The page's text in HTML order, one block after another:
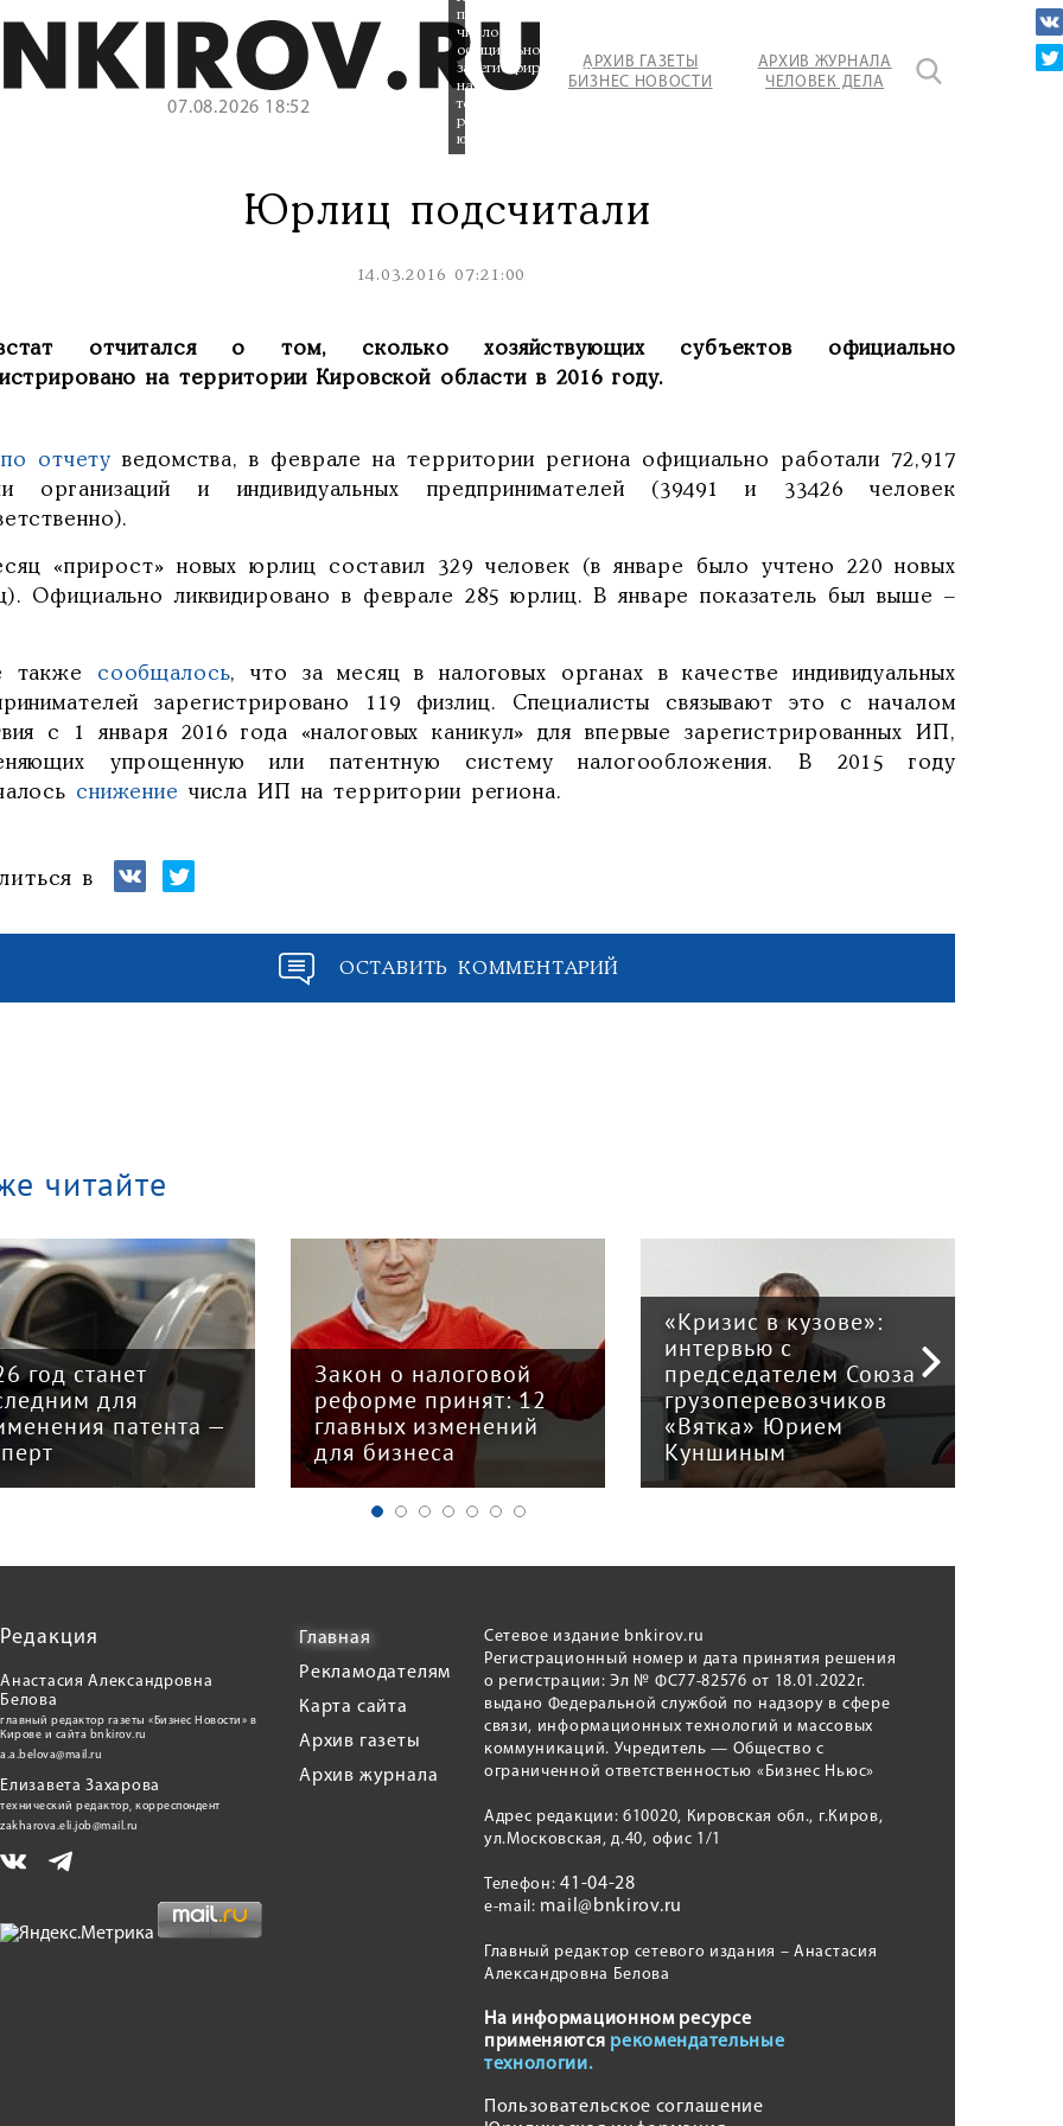
07.08.2026 18:52
АРХИВ ГАЗЕТЫ
БИЗНЕС НОВОСТИ
АРХИВ ЖУРНАЛА
ЧЕЛОВЕК ДЕЛА
подсчитали
число
официально
зарегистрированных
на
территории
региона
юрлиц.
Юрлиц подсчитали
14.03.2016 07:21:00
отчитался о том, сколько хозяйствующих субъектов официально
на территории Кировской области в 2016 году.
по отчету ведомства, в феврале на территории региона официально работали 72,917
организаций и индивидуальных предпринимателей (39491 и 33426 человек
«прирост» новых юрлиц составил 329 человек (в январе было учтено 220 новых
Официально ликвидировано в феврале 285 юрлиц. В январе показатель был выше –
также сообщалось, что за месяц в налоговых органах в качестве индивидуальных
зарегистрировано 119 физлиц. Специалисты связывают это с началом
с 1 января 2016 года «налоговых каникул» для впервые зарегистрированных ИП,
упрощенную или патентную систему налогообложения. В 2015 году
снижение числа ИП на территории региона.
в
ОСТАВИТЬ КОММЕНТАРИЙ
читайте
год станет
для
патента —
Закон о налоговой
реформе принят: 12
главных изменений
для бизнеса
«Кризис в кузове»:
интервью с
председателем Союза
грузоперевозчиков
«Вятка» Юрием
Куншиным
Редакция
Анастасия Александровна
Белова
главный редактор газеты «Бизнес Новости» в
Кирове и сайта bnkirov.ru
a.a.belova@mail.ru
Елизавета Захарова
технический редактор, корреспондент
zakharova.eli.job@mail.ru
Главная
Рекламодателям
Карта сайта
Архив газеты
Архив журнала
Сетевое издание bnkirov.ru
Регистрационный номер и дата принятия решения
о регистрации: Эл № ФС77-82576 от 18.01.2022г.
выдано Федеральной службой по надзору в сфере
связи, информационных технологий и массовых
коммуникаций. Учредитель — Общество с
ограниченной ответственностью «Бизнес Ньюс»
Адрес редакции: 610020, Кировская обл., г.Киров,
ул.Московская, д.40, офис 1/1
Телефон:41-04-28
e-mail: mail@bnkirov.ru
Главный редактор сетевого издания – Анастасия
Александровна Белова
На информационном ресурсе
применяются рекомендательные
технологии.
Пользовательское соглашение